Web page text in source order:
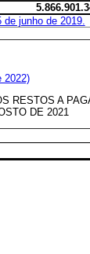
de junho de 2019.
2022)
RESTOS A
DE 2021